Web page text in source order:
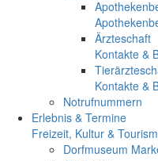
Ärzteschaft
Kontakte &
Kontakte &
Notrufnummern
Erlebnis & Termine
Freizeit, Kultur &
Dorfmuseum